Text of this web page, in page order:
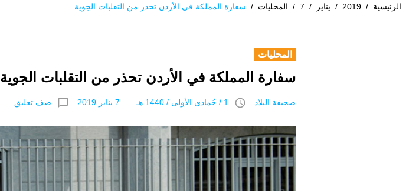
الرئيسية /
2019
/ يناير /
7
/ المحليات / سفارة المملكة في الأردن تحذر من التقلبات الجوية
المحليات
سفارة المملكة في الأردن تحذر من التقلبات الجوية
صحيفة البلاد access_time 1 / جُمادى اﻷولى / 1440 هـ 7 يناير 2019 chat_bubble_outline ضف تعليق